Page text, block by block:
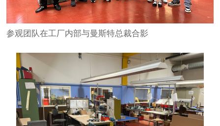
参观团队在工厂内部与曼斯特总裁合影